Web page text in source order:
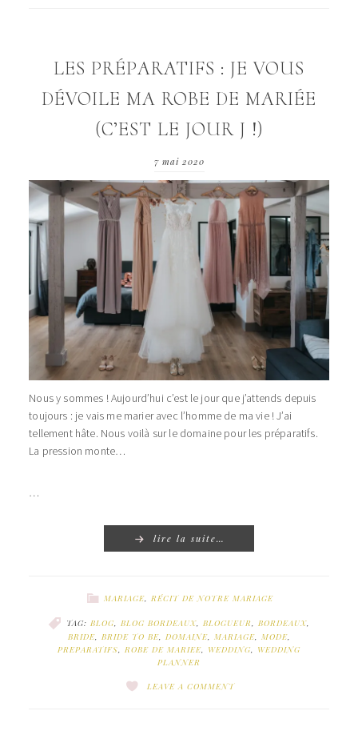
LES PRÉPARATIFS : JE VOUS
DÉVOILE MA ROBE DE MARIÉE
(C’EST LE JOUR J !)
7 mai 2020
Nous y sommes ! Aujourd’hui c’est le jour que j’attends depuis
toujours : je vais me marier avec l’homme de ma vie ! J’ai
tellement hâte. Nous voilà sur le domaine pour les préparatifs.
La pression monte…
…
lire la suite…
MARIAGE, RÉCIT DE NOTRE MARIAGE
TAG: BLOG, BLOG BORDEAUX, BLOGUEUR, BORDEAUX,
BRIDE, BRIDE TO BE, DOMAINE, MARIAGE, MODE,
PREPARATIFS, ROBE DE MARIEE, WEDDING, WEDDING
PLANNER
LEAVE A COMMENT